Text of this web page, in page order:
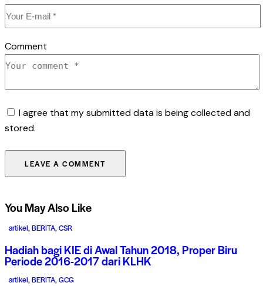
Comment
I agree that my submitted data is being collected and
stored.
You May Also Like
artikel,BERITA,CSR
Hadiah bagi KIE di Awal Tahun 2018, Proper Biru
Periode 2016-2017 dari KLHK
artikel,BERITA,GCG